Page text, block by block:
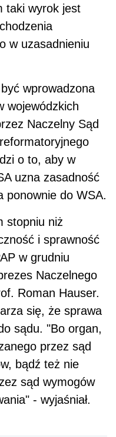
taki wyrok jest
w uzasadnieniu
wprowadzona
wojewódzkich
Naczelny Sąd
o to, aby w
uzna zasadność
ponownie do WSA.
stopniu niż
i sprawność
w grudniu
Naczelnego
Roman Hauser.
się, że sprawa
sądu. "Bo organ,
przez sąd
bądź też nie
sąd wymogów
- wyjaśniał.